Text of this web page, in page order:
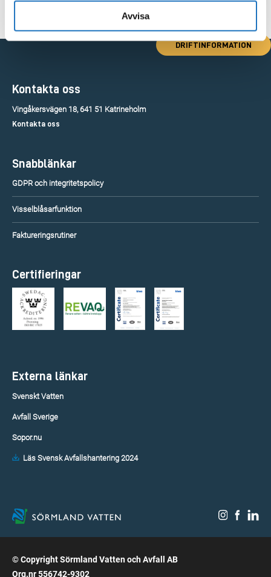
Avvisa
DRIFTINFORMATION
Kontakta oss
Vingåkersvägen 18, 641 51 Katrineholm
Kontakta oss
Snabblänkar
GDPR och integritetspolicy
Visselblåsarfunktion
Faktureringsrutiner
Certifieringar
Externa länkar
Svenskt Vatten
Avfall Sverige
Sopor.nu
Läs Svensk Avfallshantering 2024
© Copyright Sörmland Vatten och Avfall AB
Org.nr 556742-9302